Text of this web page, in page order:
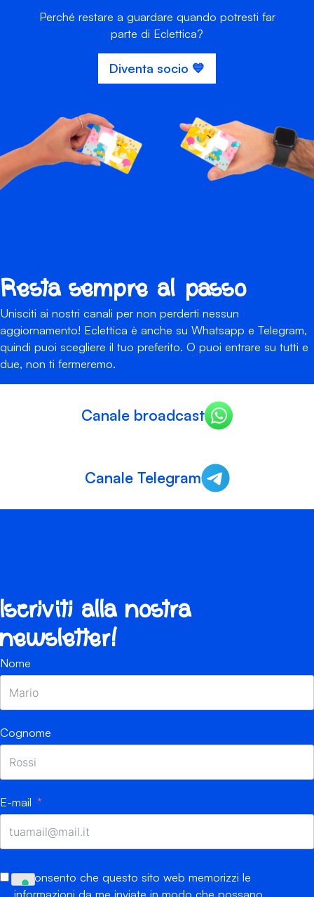
Perché restare a guardare quando potresti far
parte di Eclettica?
Diventa socio 💙
Resta sempre al passo
Unisciti ai nostri canali per non perderti nessun
aggiornamento! Eclettica è anche su Whatsapp e Telegram,
quindi puoi scegliere il tuo preferito. O puoi entrare su tutti e
due, non ti fermeremo.
Canale broadcast
Canale Telegram
Iscriviti alla nostra
newsletter!
Nome
Cognome
E-mail
Acconsento che questo sito web memorizzi le
informazioni da me inviate in modo che possano